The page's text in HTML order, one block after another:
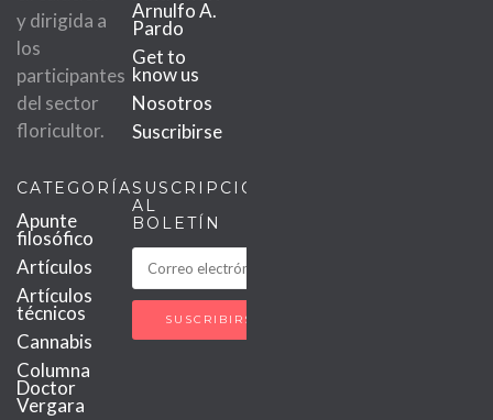
y dirigida a
los
participantes
del sector
floricultor.
Arnulfo A.
Pardo
Get to
know us
Nosotros
Suscribirse
CATEGORÍAS
Apunte
filosófico
Artículos
Artículos
técnicos
Cannabis
Columna
Doctor
Vergara
SUSCRIPCIÓN
AL
BOLETÍN